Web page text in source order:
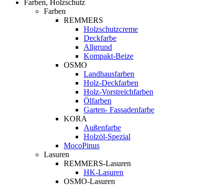
Farben, Holzschutz
Farben
REMMERS
Holzschutzcreme
Deckfarbe
Allgrund
Kompakt-Beize
OSMO
Landhausfarben
Holz-Deckfarben
Holz-Vorstreichfarben
Ölfarben
Garten- Fassadenfarbe
KORA
Außenfarbe
Holzöl-Spezial
MocoPinus
Lasuren
REMMERS-Lasuren
HK-Lasuren
OSMO-Lasuren